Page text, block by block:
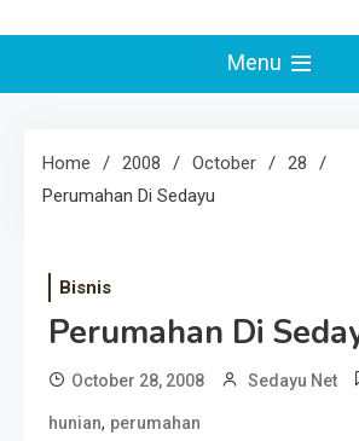
Menu
Home 2008 October
28
Perumahan Di Sedayu
Bisnis
Perumahan Di
October 28, 2008 Sedayu Net
hunian, perumahan